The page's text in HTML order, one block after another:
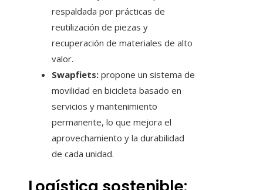
respaldada por prácticas de
reutilización de piezas y
recuperación de materiales de alto
valor.
Swapfiets: propone un sistema de
movilidad en bicicleta basado en
servicios y mantenimiento
permanente, lo que mejora el
aprovechamiento y la durabilidad
de cada unidad.